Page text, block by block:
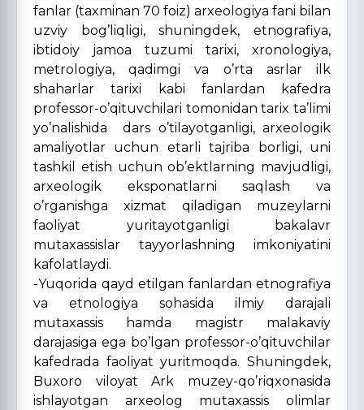
fanlar (taxminan 70 foiz) arxeologiya fani bilan
uzviy bog’liqligi, shuningdek, etnografiya,
ibtidoiy jamoa tuzumi tarixi, xronologiya,
metrologiya, qadimgi va o’rta asrlar ilk
shaharlar tarixi kabi fanlardan kafedra
professor-o’qituvchilari tomonidan tarix ta’limi
yo’nalishida dars o’tilayotganligi, arxeologik
amaliyotlar uchun etarli tajriba borligi, uni
tashkil etish uchun ob’ektlarning mavjudligi,
arxeologik eksponatlarni saqlash va
o’rganishga xizmat qiladigan muzeylarni
faoliyat yuritayotganligi bakalavr
mutaxassislar tayyorlashning imkoniyatini
kafolatlaydi.
-Yuqorida qayd etilgan fanlardan etnografiya
va etnologiya sohasida ilmiy darajali
mutaxassis hamda magistr malakaviy
darajasiga ega bo’lgan professor-o’qituvchilar
kafedrada faoliyat yuritmoqda. Shuningdek,
Buxoro viloyat Ark muzey-qo’riqxonasida
ishlayotgan arxeolog mutaxassis olimlar